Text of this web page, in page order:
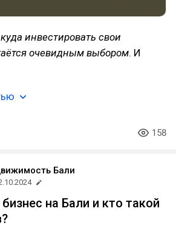
инвестировать свои
очевидным выбором. И
158
Бали
на Бали и кто такой